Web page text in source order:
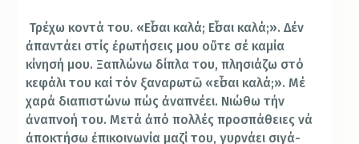
Τρέχω κοντά του. «Εἶσαι καλά; Εἶσαι καλά;». Δέν
ἀπαντάει στίς ἐρωτήσεις μου οὔτε σέ καμία
κίνησή μου. Ξαπλώνω δίπλα του, πλησιάζω στό
κεφάλι του καί τόν ξαναρωτῶ «εἶσαι καλά;». Μέ
χαρά διαπιστώνω πώς ἀναπνέει. Νιώθω τήν
ἀναπνοή του. Μετά ἀπό πολλές προσπάθειες νά
ἀποκτήσω ἐπικοινωνία μαζί του, γυρνάει σιγά-